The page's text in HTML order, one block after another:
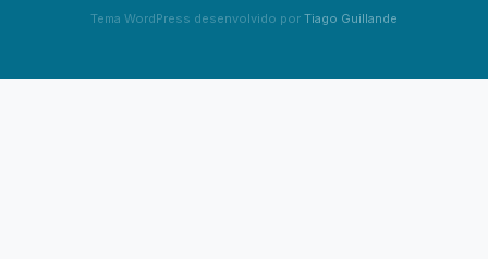
Tema WordPress desenvolvido por Tiago Guillande